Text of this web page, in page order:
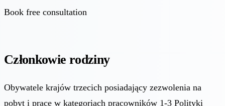
Book free consultation
Członkowie rodziny
Obywatele krajów trzecich posiadający zezwolenia na
pobyt i pracę w kategoriach pracowników 1-3 Polityki